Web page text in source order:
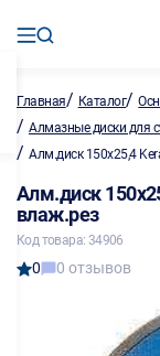
Главная/ Каталог/
/ Алмазные диски для
/ Алм.диск 150х25,4
Алм.диск
влаж.рез
Код товара: 34906
0 0 отзывов